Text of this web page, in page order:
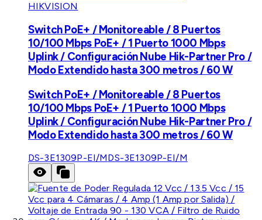
HIKVISION
Switch PoE+ / Monitoreable / 8 Puertos
10/100 Mbps PoE+ / 1 Puerto 1000 Mbps
Uplink / Configuración Nube Hik-Partner Pro /
Modo Extendido hasta 300 metros / 60 W
Switch PoE+ / Monitoreable / 8 Puertos
10/100 Mbps PoE+ / 1 Puerto 1000 Mbps
Uplink / Configuración Nube Hik-Partner Pro /
Modo Extendido hasta 300 metros / 60 W
DS-3E1309P-EI/MDS-3E1309P-EI/M